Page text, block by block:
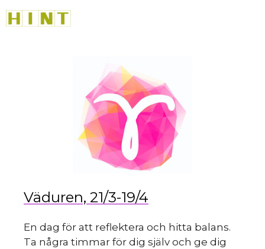
till
Väduren, 21/3-19/4
En dag för att reflektera och hitta balans.
Ta några timmar för dig själv och ge dig